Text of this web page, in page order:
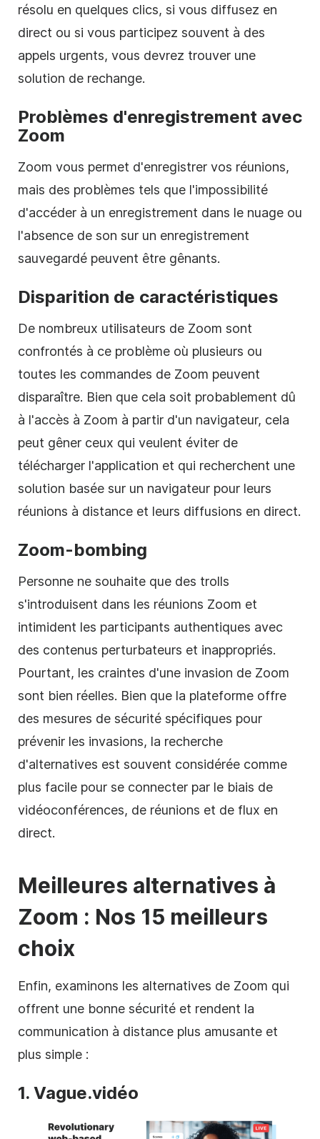
résolu en quelques clics, si vous diffusez en
direct ou si vous participez souvent à des
appels urgents, vous devrez trouver une
solution de rechange.
Problèmes d'enregistrement avec
Zoom
Zoom vous permet d'enregistrer vos réunions,
mais des problèmes tels que l'impossibilité
d'accéder à un enregistrement dans le nuage ou
l'absence de son sur un enregistrement
sauvegardé peuvent être gênants.
Disparition de caractéristiques
De nombreux utilisateurs de Zoom sont
confrontés à ce problème où plusieurs ou
toutes les commandes de Zoom peuvent
disparaître. Bien que cela soit probablement dû
à l'accès à Zoom à partir d'un navigateur, cela
peut gêner ceux qui veulent éviter de
télécharger l'application et qui recherchent une
solution basée sur un navigateur pour leurs
réunions à distance et leurs diffusions en direct.
Zoom-bombing
Personne ne souhaite que des trolls
s'introduisent dans les réunions Zoom et
intimident les participants authentiques avec
des contenus perturbateurs et inappropriés.
Pourtant, les craintes d'une invasion de Zoom
sont bien réelles. Bien que la plateforme offre
des mesures de sécurité spécifiques pour
prévenir les invasions, la recherche
d'alternatives est souvent considérée comme
plus facile pour se connecter par le biais de
vidéoconférences, de réunions et de flux en
direct.
Meilleures alternatives à
Zoom : Nos 15 meilleurs
choix
Enfin, examinons les alternatives de Zoom qui
offrent une bonne sécurité et rendent la
communication à distance plus amusante et
plus simple :
1. Vague.vidéo